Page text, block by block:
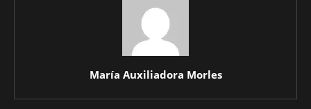
María Auxiliadora Morles